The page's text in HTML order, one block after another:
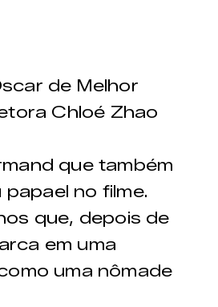
de Melhor
Chloé Zhao
que também
no filme.
que, depois de
em uma
uma nômade